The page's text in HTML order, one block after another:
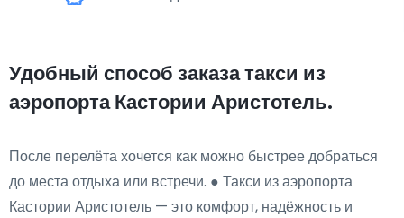
Удобный способ заказа такси из
аэропорта Кастории Аристотель.
После перелёта хочется как можно быстрее добраться
до места отдыха или встречи. ● Такси из аэропорта
Кастории Аристотель — это комфорт, надёжность и